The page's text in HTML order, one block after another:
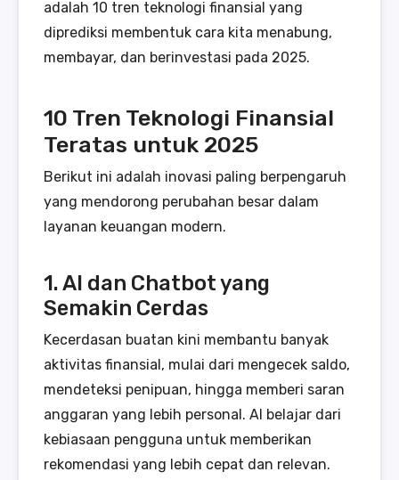
adalah 10 tren teknologi finansial yang
diprediksi membentuk cara kita menabung,
membayar, dan berinvestasi pada 2025.
10 Tren Teknologi Finansial
Teratas untuk 2025
Berikut ini adalah inovasi paling berpengaruh
yang mendorong perubahan besar dalam
layanan keuangan modern.
1. AI dan Chatbot yang
Semakin Cerdas
Kecerdasan buatan kini membantu banyak
aktivitas finansial, mulai dari mengecek saldo,
mendeteksi penipuan, hingga memberi saran
anggaran yang lebih personal. AI belajar dari
kebiasaan pengguna untuk memberikan
rekomendasi yang lebih cepat dan relevan.